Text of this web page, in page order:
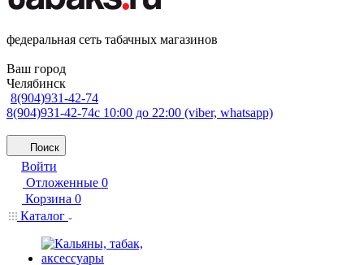
федеральная сеть табачных магазинов
Ваш город
Челябинск
8(904)931-42-74
8(904)931-42-74с 10:00 до 22:00 (viber, whatsapp)
Поиск
Войти
Отложенные 0
Корзина 0
Каталог